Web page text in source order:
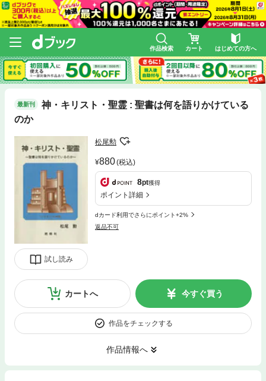
作品検索 カート はじめての方へ
最新刊
神・キリスト・聖霊 : 聖書は何を語りかけている
のか
試し読み
松尾勲
880(税込)
8pt獲得
ポイント詳細
dカード利用でさらにポイント+2%
返品不可
カートへ 今すぐ買う
作品をチェックする
作品情報へ